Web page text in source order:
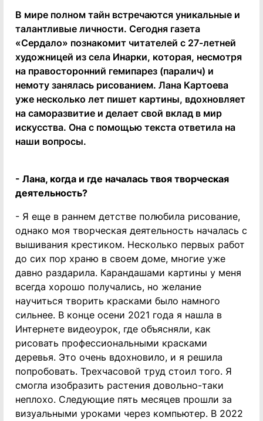
В мире полном тайн встречаются уникальные и
талантливые личности. Сегодня газета
«Сердало» познакомит читателей с 27-летней
художницей из села Инарки, которая, несмотря
на правосторонний гемипарез (паралич) и
немоту занялась рисованием. Лана Картоева
уже несколько лет пишет картины, вдохновляет
на саморазвитие и делает свой вклад в мир
искусства. Она с помощью текста ответила на
наши вопросы.
- Лана, когда и где началась твоя творческая
деятельность?
- Я еще в раннем детстве полюбила рисование,
однако моя творческая деятельность началась с
вышивания крестиком. Несколько первых работ
до сих пор храню в своем доме, многие уже
давно раздарила. Карандашами картины у меня
всегда хорошо получались, но желание
научиться творить красками было намного
сильнее. В конце осени 2021 года я нашла в
Интернете видеоурок, где объясняли, как
рисовать профессиональными красками
деревья. Это очень вдохновило, и я решила
попробовать. Трехчасовой труд стоил того. Я
смогла изобразить растения довольно-таки
неплохо. Следующие пять месяцев прошли за
визуальными уроками через компьютер. В 2022